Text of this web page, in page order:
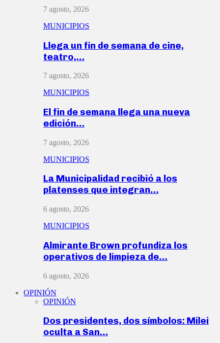
7 agosto, 2026
MUNICIPIOS
Llega un fin de semana de cine,
teatro,…
7 agosto, 2026
MUNICIPIOS
El fin de semana llega una nueva
edición…
7 agosto, 2026
MUNICIPIOS
La Municipalidad recibió a los
platenses que integran…
6 agosto, 2026
MUNICIPIOS
Almirante Brown profundiza los
operativos de limpieza de…
6 agosto, 2026
OPINIÓN
OPINIÓN
Dos presidentes, dos símbolos: Milei
oculta a San…